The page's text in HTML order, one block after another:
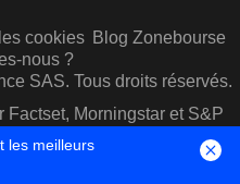
cookies Blog Zonebourse
nous ?
SAS. Tous droits réservés.
Factset, Morningstar et S&P
IQ
les meilleurs